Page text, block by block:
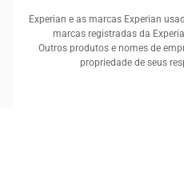
Experian e as marcas Experian
marcas registradas da
Outros produtos e nomes de
propriedade de seus